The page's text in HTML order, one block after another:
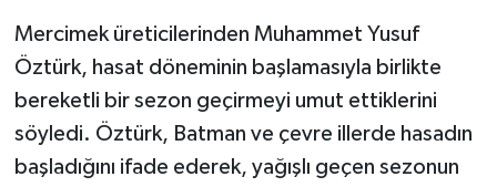
Mercimek üreticilerinden Muhammet Yusuf
Öztürk, hasat döneminin başlamasıyla birlikte
bereketli bir sezon geçirmeyi umut ettiklerini
söyledi. Öztürk, Batman ve çevre illerde hasadın
başladığını ifade ederek, yağışlı geçen sezonun
Otomobil
POLİTİKA